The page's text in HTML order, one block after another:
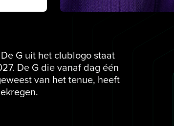
G uit het clublogo staat
De G die vanaf dag één
van het tenue, heeft